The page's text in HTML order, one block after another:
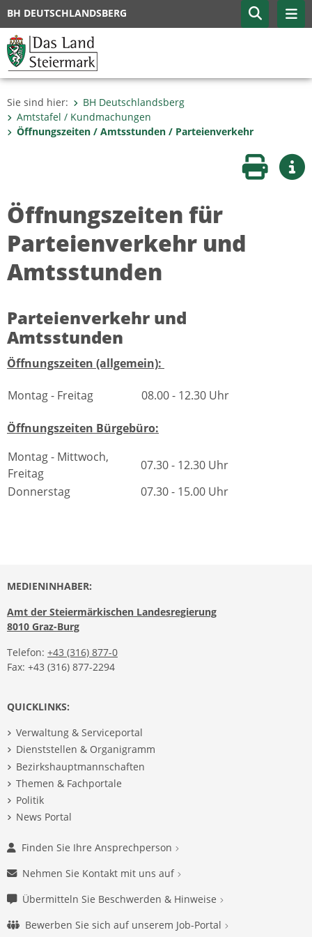
BH DEUTSCHLANDSBERG
Sie sind hier:
BH Deutschlandsberg
Amtstafel / Kundmachungen
Öffnungszeiten / Amtsstunden / Parteienverkehr
Seite
Öffnungszeiten für
Parteienverkehr und
Amtsstunden
Parteienverkehr und
Amtsstunden
Öffnungszeiten (allgemein):
Montag - Freitag 08.00 - 12.30 Uhr
Öffnungszeiten Bürgebüro:
Montag - Mittwoch,
Freitag
07.30 - 12.30 Uhr
Donnerstag
07.30 - 15.00 Uhr
MEDIENINHABER:
Amt der Steiermärkischen Landesregierung
8010 Graz-Burg
Telefon: +43 (316) 877-0
Fax: +43 (316) 877-2294
QUICKLINKS:
Verwaltung & Serviceportal
Dienststellen & Organigramm
Bezirkshauptmannschaften
Themen & Fachportale
Politik
News Portal
Finden Sie Ihre Ansprechperson
Nehmen Sie Kontakt mit uns auf
Übermitteln Sie Beschwerden & Hinweise
Bewerben Sie sich auf unserem Job-Portal